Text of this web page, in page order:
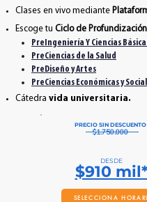
Clases en vivo mediante
Escoge tu Ciclo de Profundización
PreIngeniería Y Ciencias
PreCiencias de la Salud
PreDiseño y Artes
PreCiencias Económicas y
Cátedra vida universitaria.
PRECIO SIN DESCUENTO
$1.750.000
$910 mil*
DESDE
SELECCIONA